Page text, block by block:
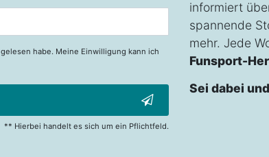
gelesen habe. Meine Einwilligung kann ich
** Hierbei handelt es sich um ein Pflichtfeld.
informiert
spannende
mehr. Jede
Funsport-
Sei dabei